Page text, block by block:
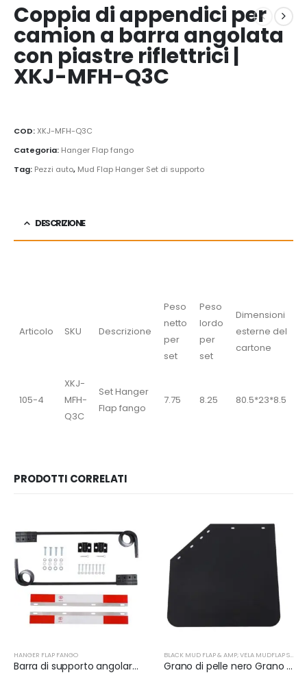
Coppia di appendici per
camion a barra angolata
con piastre riflettrici |
XKJ-MFH-Q3C
COD:XKJ-MFH-Q3C
Categoria: Hanger Flap fango
Tag: Pezzi auto, Mud Flap Hanger Set di supporto
DESCRIZIONE
Articolo SKU Descrizione
Peso
netto
per
set
Peso
lordo
per
set
Dimensioni
esterne del
cartone
105-4
XKJ-
MFH-
Q3C
Set Hanger
Flap fango
7.75 8.25 80.5*23*8.5
PRODOTTI CORRELATI
HANGER FLAP FANGO
Barra di supporto angolare per semirimorchi | XKJ-MFH-S2C
BLACK MUD FLAP & AMP; VELA MUDFLAP SUPPORTO
Grano di pelle nero Grano di scanalatura nera Spessore 3mm-7mm